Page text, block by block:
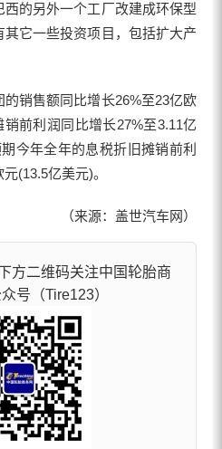
的另外一个工厂改建成环保型
它一些投资项目，包括扩大产
销售额同比增长26%至23亿欧
前利润同比增长27%至3.11亿
今年全年的息税折旧摊销前利
(13.5亿美元)。
（来源：盖世汽车网）
方二维码关注中国轮胎商
号（Tire123）